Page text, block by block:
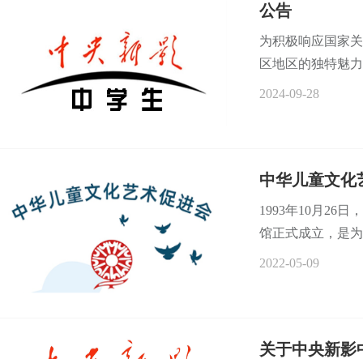
公告
为积极响应国家
区地区的独特魅
2024-09-28
中华儿童文化
1993年10月26日
馆正式成立，是
2022-05-09
关于中央新影